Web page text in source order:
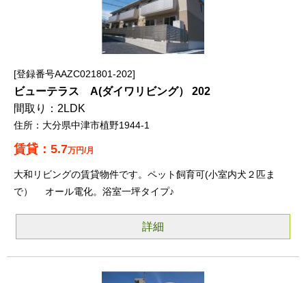
登録番号AAZC021801-202
ビューテラス A(ダイワリビング） 202
2LDK
大分県中津市植野1944-1
5.7万円/月
大和リビングの賃貸物件です。ペット飼育可(小室内犬２匹ま
で） オール電化。浴室一坪タイプ♪
詳細